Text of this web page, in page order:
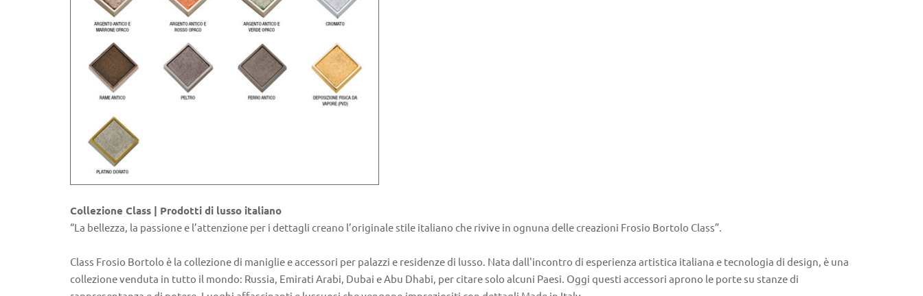
Collezione Class | Prodotti di lusso italiano
“La bellezza, la passione e l’attenzione per i dettagli creano l’originale stile italiano che rivive in ognuna delle creazioni Frosio Bortolo Class”.
Class Frosio Bortolo è la collezione di maniglie e accessori per palazzi e residenze di lusso. Nata dall'incontro di esperienza artistica italiana e tecnologia di design, è una
collezione venduta in tutto il mondo: Russia, Emirati Arabi, Dubai e Abu Dhabi, per citare solo alcuni Paesi. Oggi questi accessori aprono le porte su stanze di